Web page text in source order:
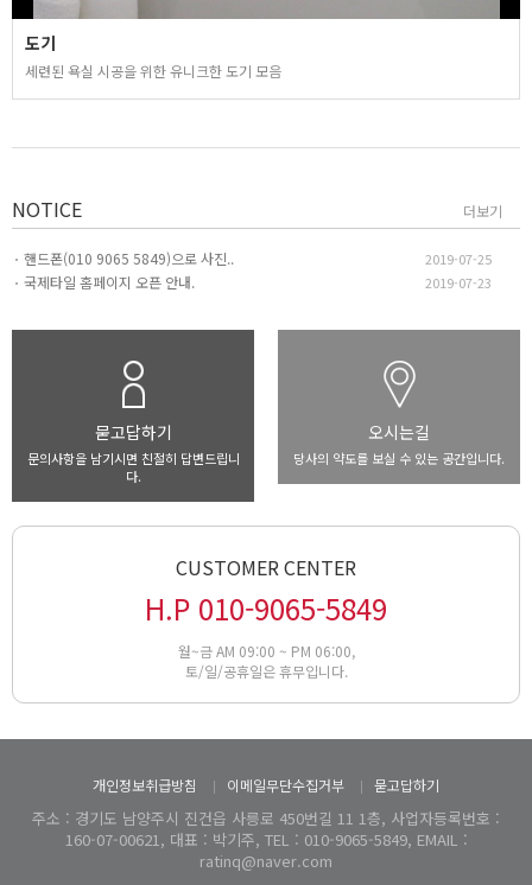
도기
세련된 욕실 시공을 위한 유니크한 도기 모음
NOTICE
핸드폰(010 9065 5849)으로 사진.. 2019-07-25
국제타일 홈페이지 오픈 안내. 2019-07-23
더보기
묻고답하기
문의사항을 남기시면 친절히 답변드립니
다.
오시는길
당사의 약도를 보실 수 있는 공간입니다.
CUSTOMER CENTER
H.P 010-9065-5849
월~금 AM 09:00 ~ PM 06:00,
토/일/공휴일은 휴무입니다.
개인정보취급방침 이메일무단수집거부 묻고답하기
주소 : 경기도 남양주시 진건읍 사릉로 450번길 11 1층, 사업자등록번호 :
160-07-00621, 대표 : 박기주, TEL : 010-9065-5849, EMAIL :
ratinq@naver.com